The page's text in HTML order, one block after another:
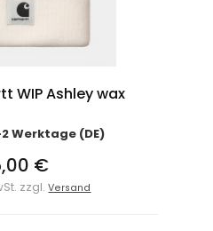
WIP Ashley wax
Werktage (DE)
€
zzgl.Versand